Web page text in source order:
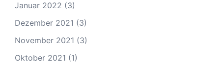
Januar 2022 (3)
Dezember 2021 (3)
November 2021 (3)
Oktober 2021 (1)